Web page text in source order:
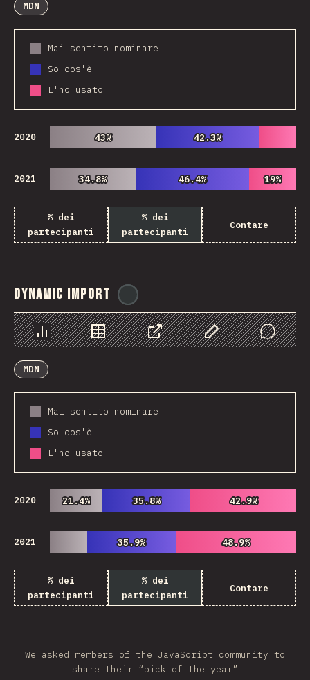
MDN
Mai sentito nominare
So cos'è
L'ho usato
2020 43%
43% 42.3%
42.3%
2021 34.8%
34.8% 46.4%
46.4% 19%
19%
% dei
partecipanti
% dei
partecipanti
Contare
Dynamic Import
Grafico Dati CondividerePersonalizza i dati
Comments
MDN
Mai sentito nominare
So cos'è
L'ho usato
2020 21.4%
21.4% 35.8%
35.8% 42.9%
42.9%
2021 35.9%
35.9% 48.9%
48.9%
% dei
partecipanti
% dei
partecipanti
Contare
We asked members of the JavaScript community to
share their “pick of the year”